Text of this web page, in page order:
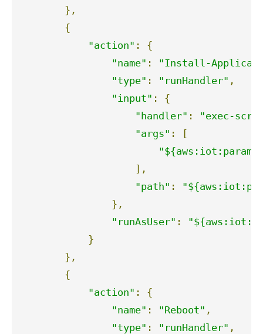
},
{
"action" :
{
"name" :
"Install-
"type" : "runHandler" ,
"input" :
{
"handler" :
"exec-
"args" :
[
],
"path" :
},
"runAsUser" :
}
},
{
"action" :
{
"name" : "Reboot" ,
"type" : "runHandler" ,